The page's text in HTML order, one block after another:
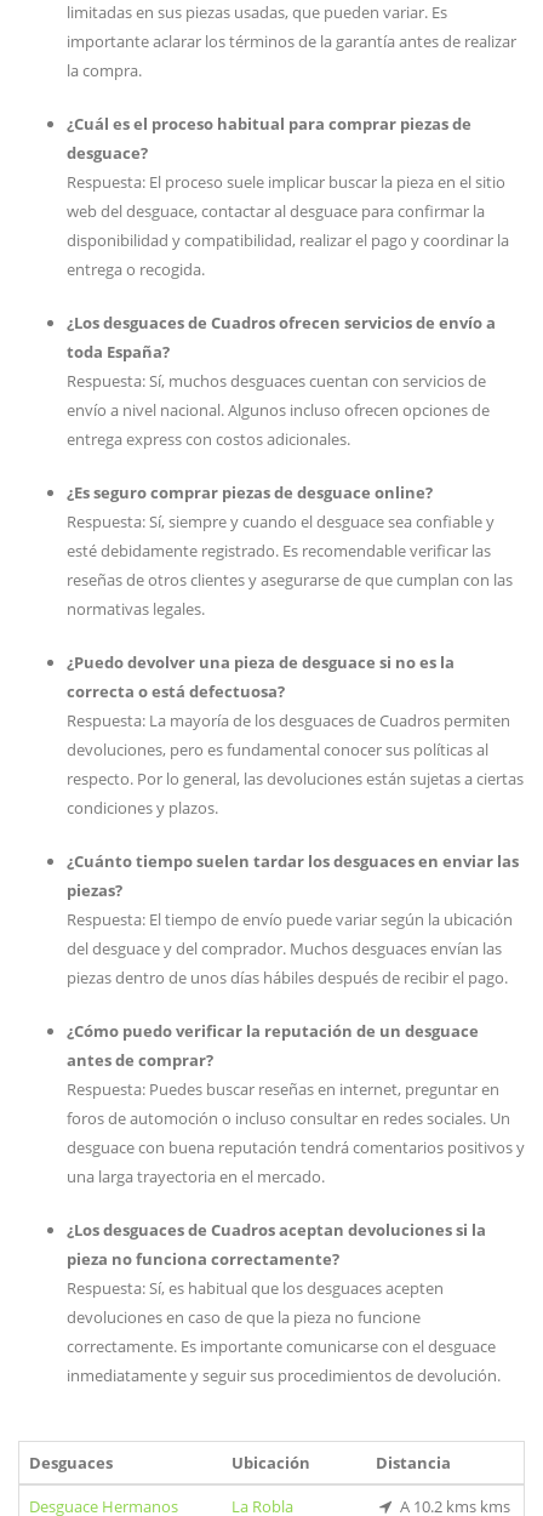
limitadas en sus piezas usadas, que pueden variar. Es
importante aclarar los términos de la garantía antes de realizar
la compra.
¿Cuál es el proceso habitual para comprar piezas de
desguace?
Respuesta: El proceso suele implicar buscar la pieza en el sitio
web del desguace, contactar al desguace para confirmar la
disponibilidad y compatibilidad, realizar el pago y coordinar la
entrega o recogida.
¿Los desguaces de Cuadros ofrecen servicios de envío a
toda España?
Respuesta: Sí, muchos desguaces cuentan con servicios de
envío a nivel nacional. Algunos incluso ofrecen opciones de
entrega express con costos adicionales.
¿Es seguro comprar piezas de desguace online?
Respuesta: Sí, siempre y cuando el desguace sea confiable y
esté debidamente registrado. Es recomendable verificar las
reseñas de otros clientes y asegurarse de que cumplan con las
normativas legales.
¿Puedo devolver una pieza de desguace si no es la
correcta o está defectuosa?
Respuesta: La mayoría de los desguaces de Cuadros permiten
devoluciones, pero es fundamental conocer sus políticas al
respecto. Por lo general, las devoluciones están sujetas a ciertas
condiciones y plazos.
¿Cuánto tiempo suelen tardar los desguaces en enviar las
piezas?
Respuesta: El tiempo de envío puede variar según la ubicación
del desguace y del comprador. Muchos desguaces envían las
piezas dentro de unos días hábiles después de recibir el pago.
¿Cómo puedo verificar la reputación de un desguace
antes de comprar?
Respuesta: Puedes buscar reseñas en internet, preguntar en
foros de automoción o incluso consultar en redes sociales. Un
desguace con buena reputación tendrá comentarios positivos y
una larga trayectoria en el mercado.
¿Los desguaces de Cuadros aceptan devoluciones si la
pieza no funciona correctamente?
Respuesta: Sí, es habitual que los desguaces acepten
devoluciones en caso de que la pieza no funcione
correctamente. Es importante comunicarse con el desguace
inmediatamente y seguir sus procedimientos de devolución.
Desguaces Ubicación
Distancia
Desguace Hermanos
La Robla A 10.2 kms kms